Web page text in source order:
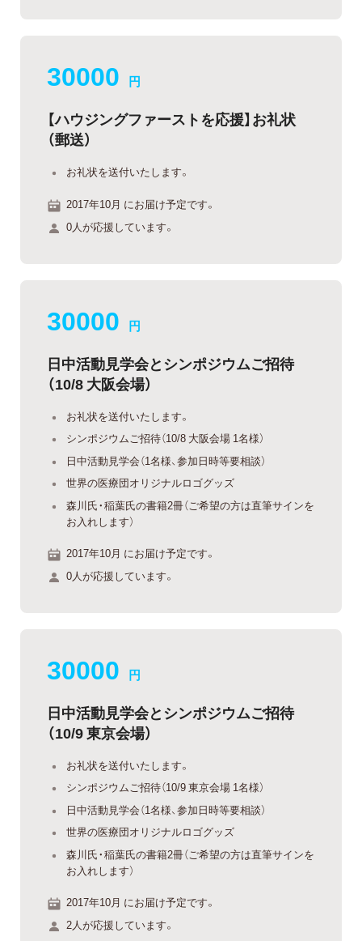
30000 円
【ハウジングファーストを応援】お礼状
（郵送）
お礼状を送付いたします。
2017年10月 にお届け予定です。
0人が応援しています。
30000 円
日中活動見学会とシンポジウムご招待
（10/8 大阪会場）
お礼状を送付いたします。
シンポジウムご招待（10/8 大阪会場 1名様）
日中活動見学会（1名様、参加日時等要相談）
世界の医療団オリジナルロゴグッズ
森川氏・稲葉氏の書籍2冊（ご希望の方は直筆サインを
お入れします）
2017年10月 にお届け予定です。
0人が応援しています。
30000 円
日中活動見学会とシンポジウムご招待
（10/9 東京会場）
お礼状を送付いたします。
シンポジウムご招待（10/9 東京会場 1名様）
日中活動見学会（1名様、参加日時等要相談）
世界の医療団オリジナルロゴグッズ
森川氏・稲葉氏の書籍2冊（ご希望の方は直筆サインを
お入れします）
2017年10月 にお届け予定です。
2人が応援しています。